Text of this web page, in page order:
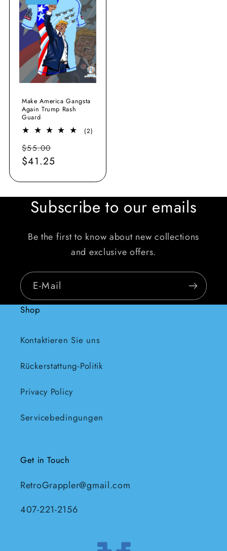
Make America Gangsta
Again Trump Rash
Guard
(2)
Normaler
Preis
$55.00
$41.25
Subscribe to our emails
Be the first to know about new collections
and exclusive offers.
E-Mail
Shop
Kontaktieren Sie uns
Rückerstattung-Politik
Privacy Policy
Servicebedingungen
Get in Touch
RetroGrappler@gmail.com
407-221-2156